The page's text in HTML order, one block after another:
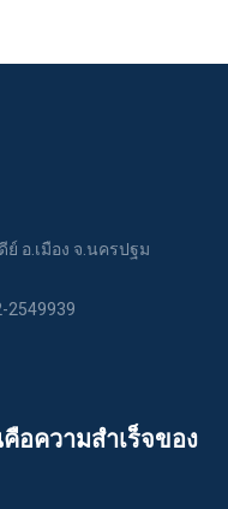
อ.เมือง จ.นครปฐม
2549939
อความสําเร็จของ